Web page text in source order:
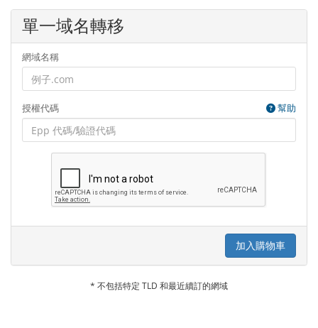
單一域名轉移
網域名稱
授權代碼 幫助
加入購物車
* 不包括特定 TLD 和最近續訂的網域